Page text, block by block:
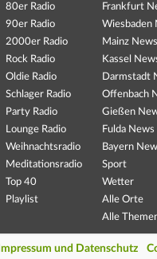
80er Radio
90er Radio
2000er Radio
Rock Radio
Oldie Radio
Schlager Radio
Party Radio
Lounge Radio
Weihnachtsradio
Meditationsradio
Top 40
Playlist
Frankfurt
Wiesbaden
Mainz News
Kassel
Darmstadt
Offenbach
Gießen
Fulda News
Bayern
Sport
Wetter
Alle Orte
Alle
Impressum und Datenschutz